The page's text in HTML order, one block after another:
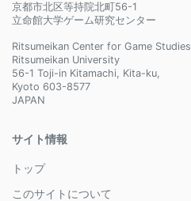
京都市北区等持院北町56-1
立命館大学ゲーム研究センター
Ritsumeikan Center for Game Studies
Ritsumeikan University
56-1 Toji-in Kitamachi, Kita-ku,
Kyoto 603-8577
JAPAN
サイト情報
トップ
このサイトについて